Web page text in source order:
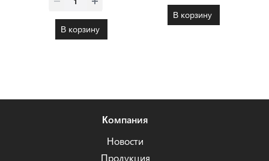
В корзину
В корзину
Компания
Новости
Продукция